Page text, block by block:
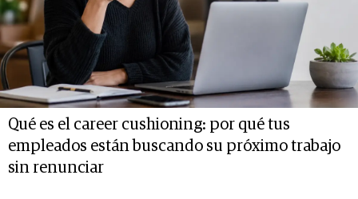
Qué es el career cushioning: por qué tus
empleados están buscando su próximo trabajo
sin renunciar